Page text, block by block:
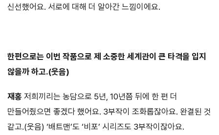
신선했어요. 서로에 대해 더 알아간 느낌이에요.
한편으로는 이번 작품으로 제 소중한 세계관이 큰 타격을 입지
않을까 하고.(웃음)
재홍 저희끼리는 농담으로 5년, 10년쯤 뒤에 한 편 더
만들어줬으면 좋겠다 했어요. 3부작이 조화롭잖아요. 완결된 것
같고.(웃음) ‘배트맨’도 ‘비포’ 시리즈도 3부작이잖아요.